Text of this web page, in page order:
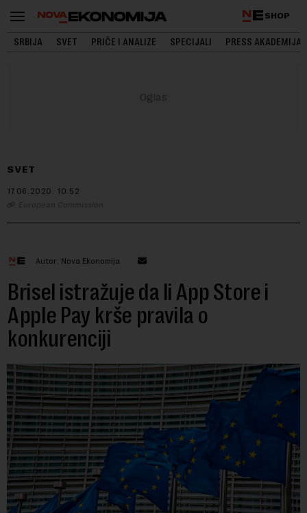
SHOP
SRBIJA SVET PRIČE I ANALIZE SPECIJALI PRESS AKADEMIJA
SVET
17.06.2020. 10:52
European Commission
Autor: Nova Ekonomija
Brisel istražuje da li App Store i
Apple Pay krše pravila o
konkurenciji